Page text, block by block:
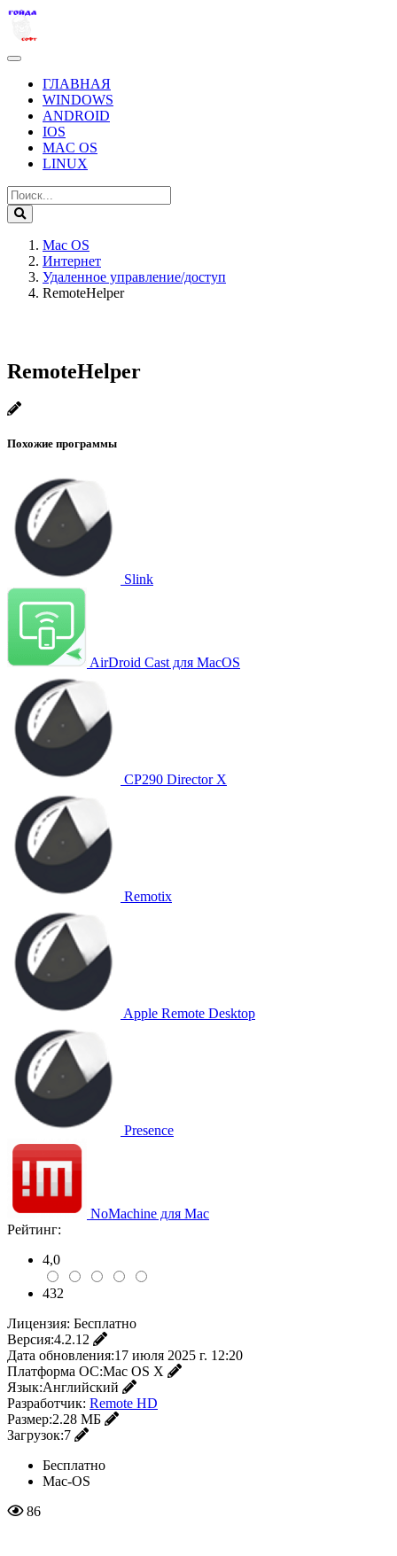
ГЛАВНАЯ
WINDOWS
ANDROID
IOS
MAC OS
LINUX
Mac OS
Интернет
Удаленное управление/доступ
RemoteHelper
RemoteHelper
Похожие программы
Slink
AirDroid Cast для MacOS
CP290 Director X
Remotix
Apple Remote Desktop
Presence
NoMachine для Mac
Рейтинг:
4,0
432
Лицензия: Бесплатно
Версия:4.2.12
Дата обновления:17 июля 2025 г. 12:20
Платформа ОС:Mac OS X
Язык:Английский
Разработчик: Remote HD
Размер:2.28 МБ
Загрузок:7
Бесплатно
Mac-OS
86